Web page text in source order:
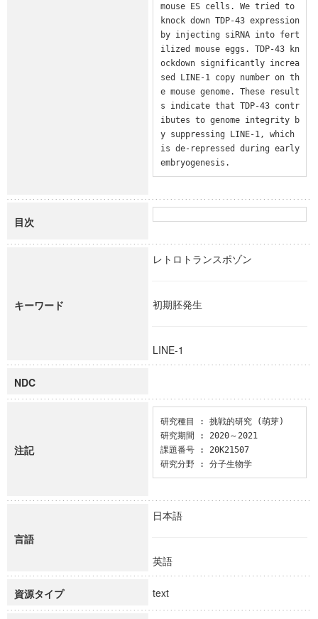
mouse ES cells. We tried to
knock down TDP-43 expression
by injecting siRNA into fert
ilized mouse eggs. TDP-43 kn
ockdown significantly increa
sed LINE-1 copy number on th
e mouse genome. These result
s indicate that TDP-43 contr
ibutes to genome integrity b
y suppressing LINE-1, which
is de-repressed during early
embryogenesis.
目次
キーワード
レトロトランスポゾン
初期胚発生
LINE-1
NDC
注記
研究種目 : 挑戦的研究 (萌芽)
研究期間 : 2020～2021
課題番号 : 20K21507
研究分野 : 分子生物学
言語
日本語
英語
資源タイプ text